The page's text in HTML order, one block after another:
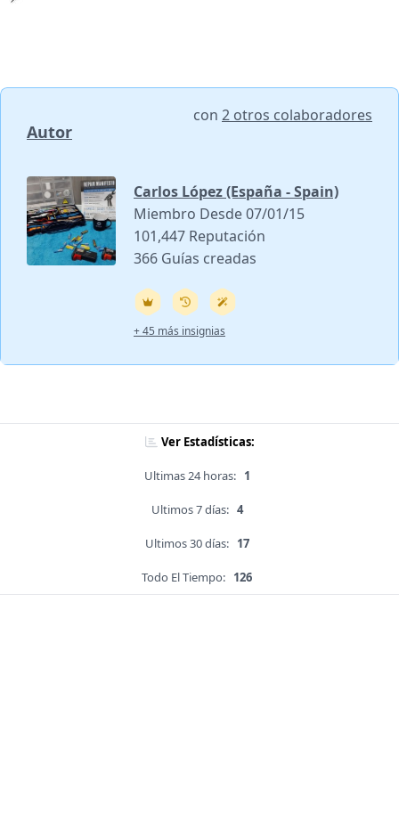
Autor
con 2 otros colaboradores
Carlos López (España - Spain)
Miembro Desde 07/01/15
101,447 Reputación
366 Guías creadas
+ 45 más insignias
Ver Estadísticas:
Ultimas 24 horas: 1
Ultimos 7 días: 4
Ultimos 30 días: 17
Todo El Tiempo: 126